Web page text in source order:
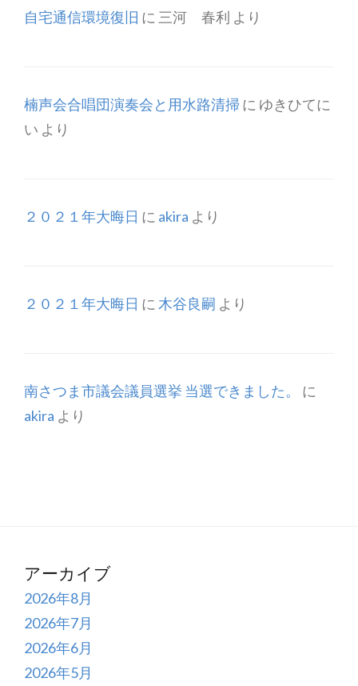
自宅通信環境復旧 に 三河 春利 より
楠声会合唱団演奏会と用水路清掃 に ゆきひてに
い より
２０２１年大晦日 に akira より
２０２１年大晦日 に 木谷良嗣 より
南さつま市議会議員選挙 当選できました。
に
akira より
アーカイブ
2026年8月
2026年7月
2026年6月
2026年5月